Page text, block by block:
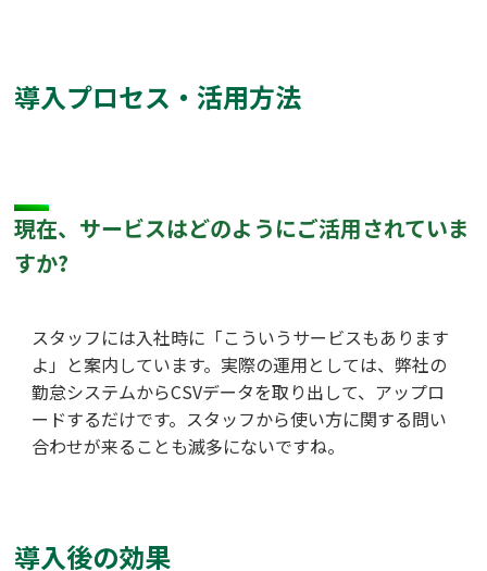
導入プロセス・活用方法
現在、サービスはどのようにご活用されていま
すか?
スタッフには入社時に「こういうサービスもあります
よ」と案内しています。実際の運用としては、弊社の
勤怠システムからCSVデータを取り出して、アップロ
ードするだけです。スタッフから使い方に関する問い
合わせが来ることも滅多にないですね。
導入後の効果